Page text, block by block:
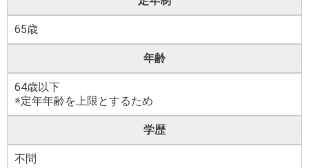
65歳
年齢
64歳以下
※定年年齢を上限とするため
学歴
不問